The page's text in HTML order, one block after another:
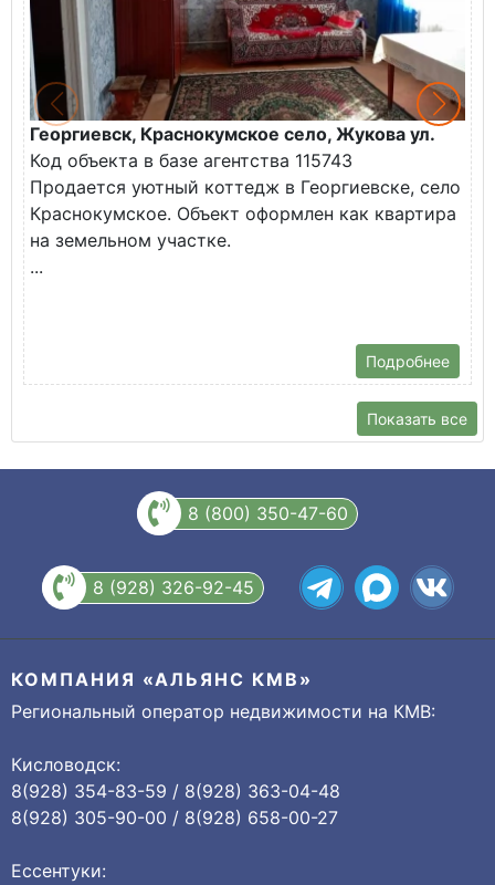
Георгиевск, Краснокумское село, Жукова ул.
Код объекта в базе агентства 115743
Продается уютный коттедж в Георгиевске, село
Краснокумское. Объект оформлен как квартира
на земельном участке.
...
Подробнее
Показать все
8 (800) 350-47-60
8 (928) 326-92-45
КОМПАНИЯ «АЛЬЯНС КМВ»
Региональный оператор недвижимости на КМВ:
Кисловодск:
8(928) 354-83-59 / 8(928) 363-04-48
8(928) 305-90-00 / 8(928) 658-00-27
Ессентуки: